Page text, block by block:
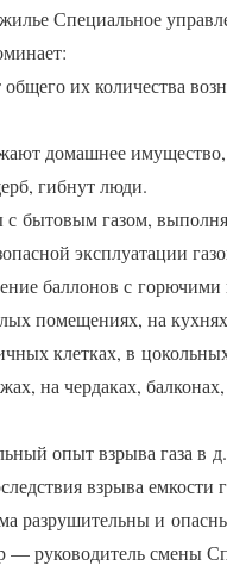
Специальное
их количества
домашнее имущество,
гибнут люди.
с бытовым газом,
эксплуатации
баллонов с горючими
помещениях, на
клетках, в
на чердаках,
опыт взрыва газа в
взрыва емкости
разрушительны и
руководитель смены